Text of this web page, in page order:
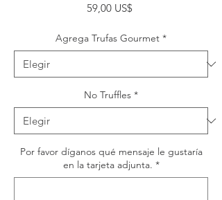
59,00 US$Precio
Agrega Trufas Gourmet *
No Truffles *
Por favor díganos qué mensaje le gustaría
en la tarjeta adjunta. *